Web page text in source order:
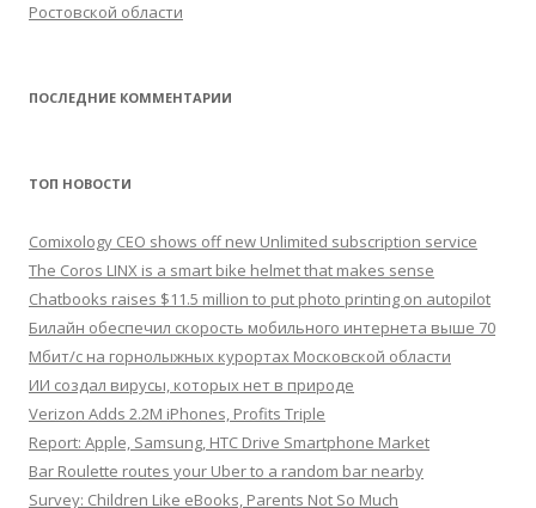
Ростовской области
ПОСЛЕДНИЕ КОММЕНТАРИИ
ТОП НОВОСТИ
Comixology CEO shows off new Unlimited subscription service
The Coros LINX is a smart bike helmet that makes sense
Chatbooks raises $11.5 million to put photo printing on autopilot
Билайн обеспечил скорость мобильного интернета выше 70
Мбит/с на горнолыжных курортах Московской области
ИИ создал вирусы, которых нет в природе
Verizon Adds 2.2M iPhones, Profits Triple
Report: Apple, Samsung, HTC Drive Smartphone Market
Bar Roulette routes your Uber to a random bar nearby
Survey: Children Like eBooks, Parents Not So Much